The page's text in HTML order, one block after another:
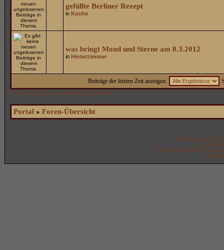
gefüllte Berliner Rezept
in Küche
was bringt Mond und Sterne am 8.3.2012
in Hinterzimmer
Beiträge der letzten Zeit anzeigen:
Seite 1 von 3 [ Die Suche ergab 111 Treffer ]
Portal » Foren-Übersicht
Powered by phpBB
Deutsche
Chronicles phpBB2 theme by
With